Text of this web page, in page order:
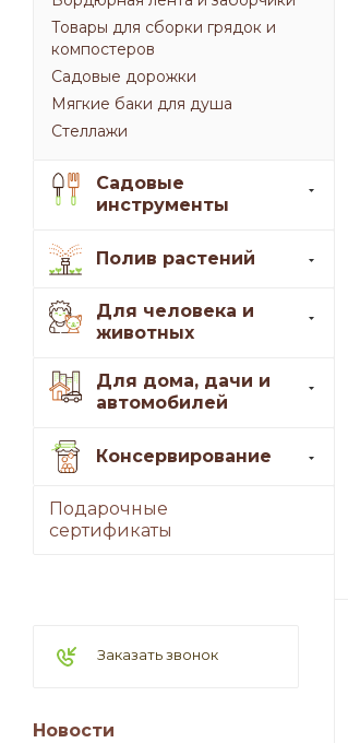
Товары для сборки грядок и
компостеров
Садовые дорожки
Мягкие баки для душа
Стеллажи
Садовые
инструменты
Полив растений
Для человека и
животных
Для дома, дачи и
автомобилей
Консервирование
Подарочные
сертификаты
Заказать звонок
Новости